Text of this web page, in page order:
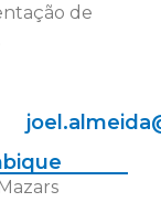
de